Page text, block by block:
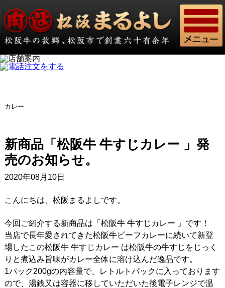
カレー
新商品「松阪牛 牛すじカレー 」発
売のお知らせ。
2020年08月10日
こんにちは、松阪まるよしです。
今回ご紹介する新商品は「松阪牛 牛すじカレー 」です！
当店で長年愛されてきた松阪牛ビーフカレーに続いて新登
場したこの松阪牛 牛すじカレー は松阪牛の牛すじをじっく
りと煮込み旨味がカレー全体に溶け込んだ逸品です。
1パック200gの内容量で、レトルトパックに入っております
ので、湯銭又は容器に移していただいた後電子レンジで温